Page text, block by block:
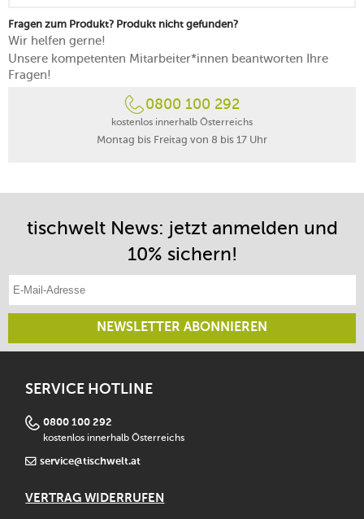
Fragen zum Produkt? Produkt nicht gefunden?
Wir helfen gerne!
Unsere kompetenten Mitarbeiter*innen beantworten Ihre
Fragen!
0800 100 292
kostenlos innerhalb Österreichs
Montag bis Freitag von 8 bis 17 Uhr
tischwelt News: jetzt anmelden und
10% sichern!
NEWSLETTER ABONNIEREN
SERVICE HOTLINE
0800 100 292
kostenlos innerhalb Österreichs
service@tischwelt.at
VERTRAG WIDERRUFEN